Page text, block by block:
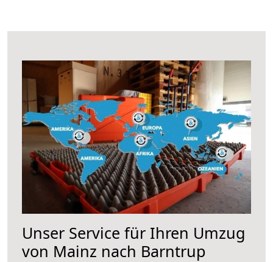
Unser Service für Ihren Umzug
von Mainz nach Barntrup